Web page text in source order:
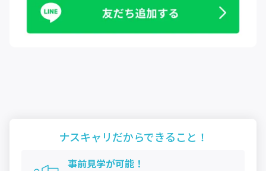
ナスキャリだからできること！
事前見学が可能！